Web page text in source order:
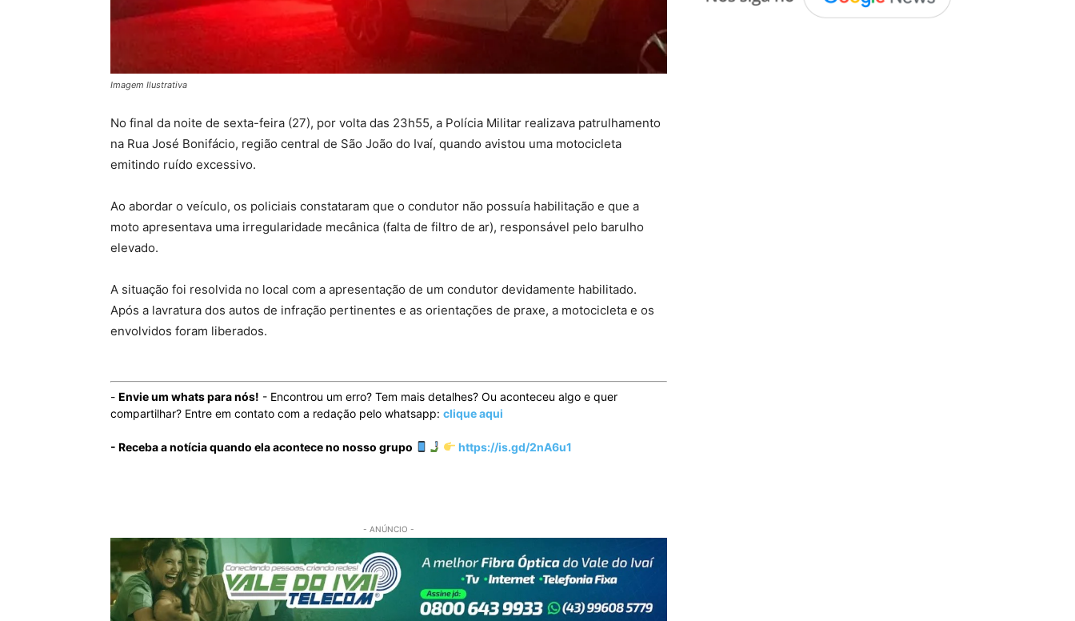
Imagem Ilustrativa
No final da noite de sexta-feira (27), por volta das 23h55, a Polícia Militar realizava patrulhamento
na Rua José Bonifácio, região central de São João do Ivaí, quando avistou uma motocicleta
emitindo ruído excessivo.
Ao abordar o veículo, os policiais constataram que o condutor não possuía habilitação e que a
moto apresentava uma irregularidade mecânica (falta de filtro de ar), responsável pelo barulho
elevado.
A situação foi resolvida no local com a apresentação de um condutor devidamente habilitado.
Após a lavratura dos autos de infração pertinentes e as orientações de praxe, a motocicleta e os
envolvidos foram liberados.
- Envie um whats para nós! - Encontrou um erro? Tem mais detalhes? Ou aconteceu algo e quer
compartilhar? Entre em contato com a redação pelo whatsapp: clique aqui
- Receba a notícia quando ela acontece no nosso grupo https://is.gd/2nA6u1
- ANÚNCIO -